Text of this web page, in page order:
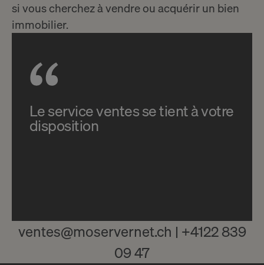
si vous cherchez à vendre ou acquérir un bien
immobilier.
Le service ventes se tient à votre
disposition
ventes@moservernet.ch | +4122 839
09 47